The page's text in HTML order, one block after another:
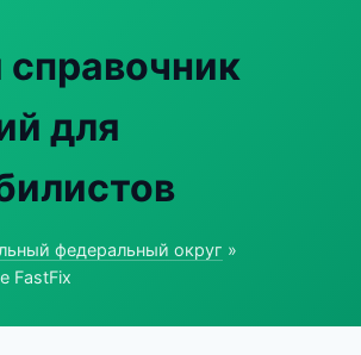
для
федеральный округ »
FastFix